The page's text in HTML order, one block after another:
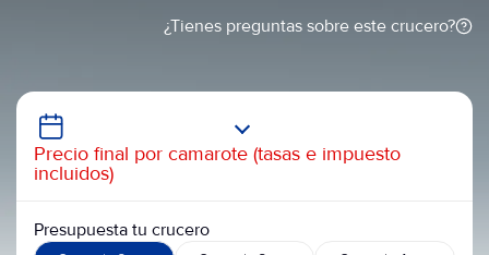
¿Tienes preguntas sobre este crucero?
Precio final por camarote (tasas e impuesto
incluidos)
Presupuesta tu crucero